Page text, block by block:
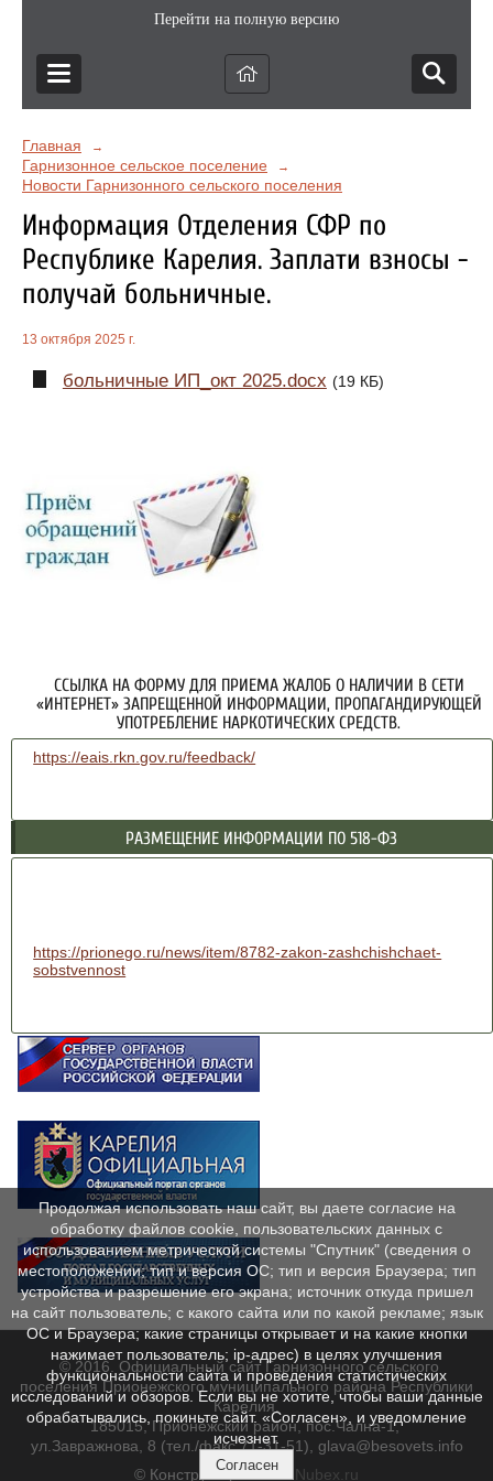
Перейти на полную версию
Главная →
Гарнизонное сельское поселение →
Новости Гарнизонного сельского поселения
Информация Отделения СФР по
Республике Карелия. Заплати взносы -
получай больничные.
13 октября 2025 г.
больничные ИП_окт 2025.docx (19 КБ)
ССЫЛКА НА ФОРМУ ДЛЯ ПРИЕМА ЖАЛОБ О НАЛИЧИИ В СЕТИ
«ИНТЕРНЕТ» ЗАПРЕЩЕННОЙ ИНФОРМАЦИИ, ПРОПАГАНДИРУЮЩЕЙ
УПОТРЕБЛЕНИЕ НАРКОТИЧЕСКИХ СРЕДСТВ.
https://eais.rkn.gov.ru/feedback/
РАЗМЕЩЕНИЕ ИНФОРМАЦИИ ПО 518-ФЗ
https://prionego.ru/news/item/8782-zakon-zashchishchaet-
sobstvennost
© 2016. Официальный сайт Гарнизонного сельского
поселения Прионежского муниципального района Республики
Карелия.
185015, Прионежский район, пос.Чална-1,
ул.Завражнова, 8 (тел./факс 71-31-51), glava@besovets.info
© Конструктор сайтовNubex.ru
Продолжая использовать наш сайт, вы даете согласие на
обработку файлов cookie, пользовательских данных с
использованием метрической системы "Спутник" (сведения о
местоположении; тип и версия ОС; тип и версия Браузера; тип
устройства и разрешение его экрана; источник откуда пришел
на сайт пользователь; с какого сайта или по какой рекламе; язык
ОС и Браузера; какие страницы открывает и на какие кнопки
нажимает пользователь; ip-адрес) в целях улучшения
функциональности сайта и проведения статистических
исследований и обзоров. Если вы не хотите, чтобы ваши данные
обрабатывались, покиньте сайт. «Согласен», и уведомление
исчезнет.
Согласен